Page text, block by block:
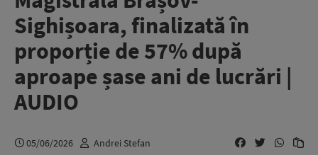
Sighișoara, finalizată în
proporție de 57% după
aproape șase ani de lucrări |
AUDIO
05/06/2026 Andrei Stefan